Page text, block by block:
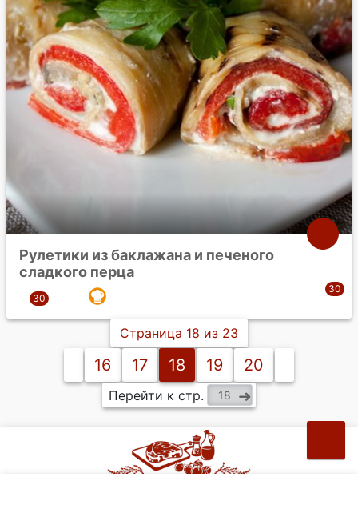
Рулетики из баклажана и печеного
сладкого перца
Страница 18 из 23
16 17 18 19 20
Перейти к стр.